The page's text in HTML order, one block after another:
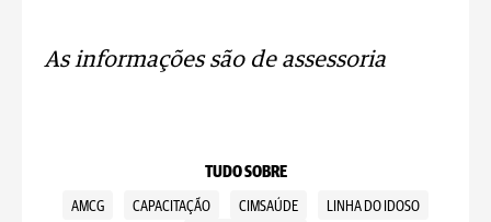
As informações são de assessoria
TUDO SOBRE
AMCG CAPACITAÇÃO CIMSAÚDE
LINHA DO IDOSO